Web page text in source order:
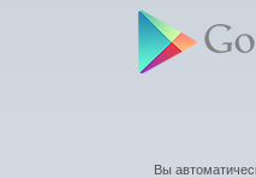
Вы